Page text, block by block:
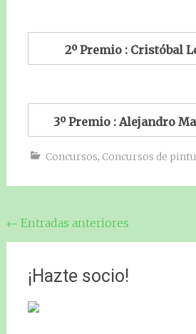
2º Premio : Cristóbal
3º Premio : Alejandro
Concursos, Concursos de
Navegación
de
entradas
← Entradas anteriores
¡Hazte socio!